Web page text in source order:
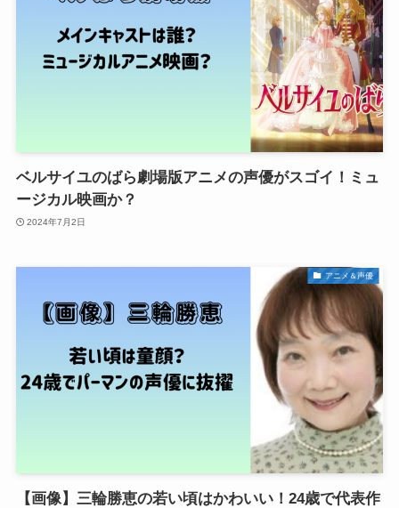
ベルサイユのばら劇場版アニメの声優がスゴイ！ミュ
ージカル映画か？
2024年7月2日
アニメ＆声優
【画像】三輪勝恵の若い頃はかわいい！24歳で代表作